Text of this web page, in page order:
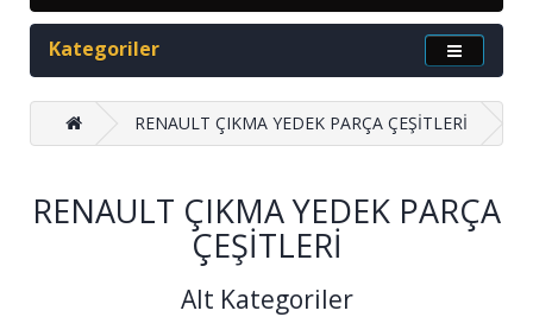
Kategoriler
RENAULT ÇIKMA YEDEK PARÇA ÇEŞİTLERİ
RENAULT ÇIKMA YEDEK PARÇA
ÇEŞİTLERİ
Alt Kategoriler